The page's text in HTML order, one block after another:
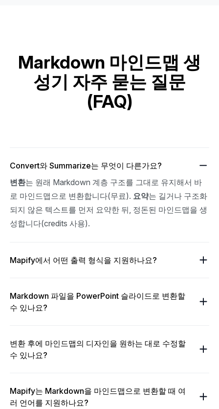
Markdown 마인드맵 생
성기 자주 묻는 질문
(FAQ)
Convert와 Summarize는 무엇이 다른가요?
변환는 원래 Markdown 계층 구조를 그대로 유지해서 바
로 마인드맵으로 변환합니다(무료). 요약는 길거나 구조화
되지 않은 텍스트를 먼저 요약한 뒤, 정돈된 마인드맵을 생
성합니다(credits 사용).
Mapify에서 어떤 출력 형식을 지원하나요?
Markdown 파일을 PowerPoint 슬라이드로 변환할
수 있나요?
변환 후에 마인드맵의 디자인을 원하는 대로 수정할
수 있나요?
Mapify는 Markdown을 마인드맵으로 변환할 때 여
러 언어를 지원하나요?